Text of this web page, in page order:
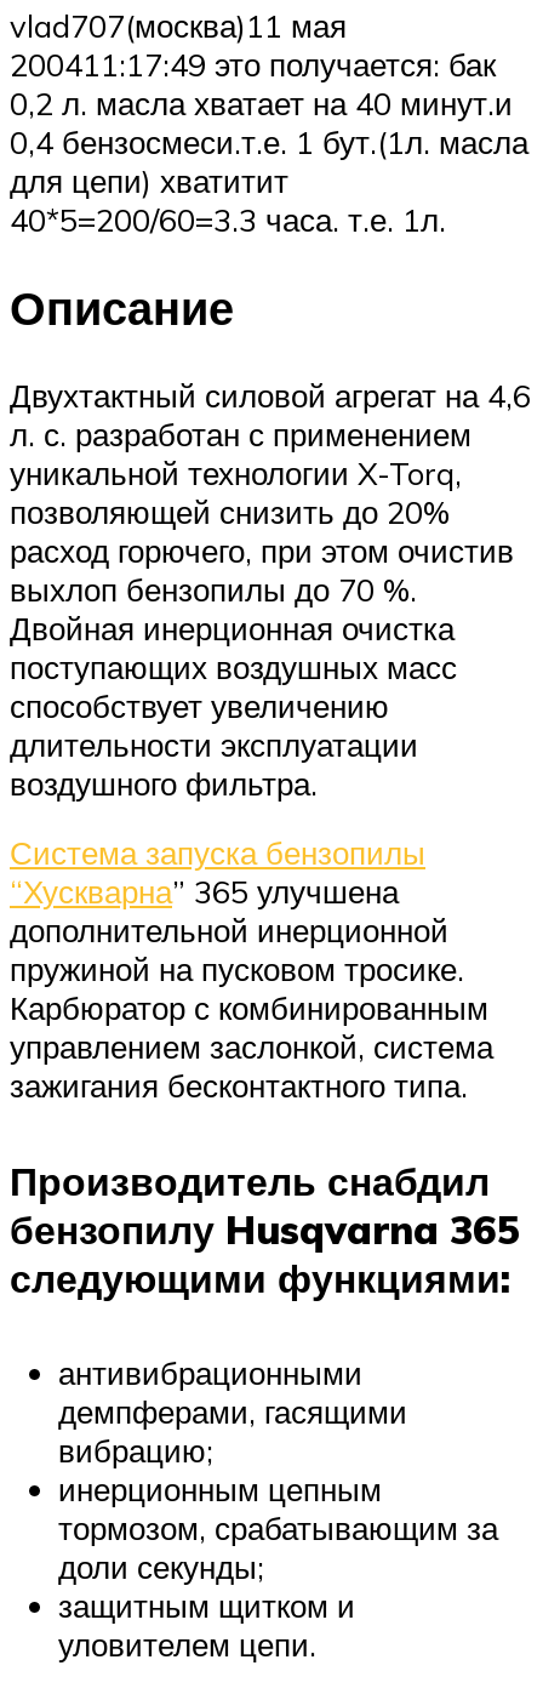
vlad707(москва)11 мая
200411:17:49 это получается: бак
0,2 л. масла хватает на 40 минут.и
0,4 бензосмеси.т.е. 1 бут.(1л. масла
для цепи) хватитит
40*5=200/60=3.3 часа. т.е. 1л.
Описание
Двухтактный силовой агрегат на 4,6
л. с. разработан с применением
уникальной технологии X-Torq,
позволяющей снизить до 20%
расход горючего, при этом очистив
выхлоп бензопилы до 70 %.
Двойная инерционная очистка
поступающих воздушных масс
способствует увеличению
длительности эксплуатации
воздушного фильтра.
Система запуска бензопилы
“Хускварна” 365 улучшена
дополнительной инерционной
пружиной на пусковом тросике.
Карбюратор с комбинированным
управлением заслонкой, система
зажигания бесконтактного типа.
Производитель снабдил
бензопилу Husqvarna 365
следующими функциями:
антивибрационными
демпферами, гасящими
вибрацию;
инерционным цепным
тормозом, срабатывающим за
доли секунды;
защитным щитком и
уловителем цепи.